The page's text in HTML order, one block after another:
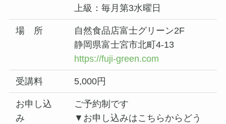
上級：毎月第3水曜日
場 所
自然食品店富士グリーン2F
静岡県富士宮市北町4-13
https://fuji-green.com
受講料 5,000円
お申し込
み
ご予約制です
▼お申し込みはこちらからどう